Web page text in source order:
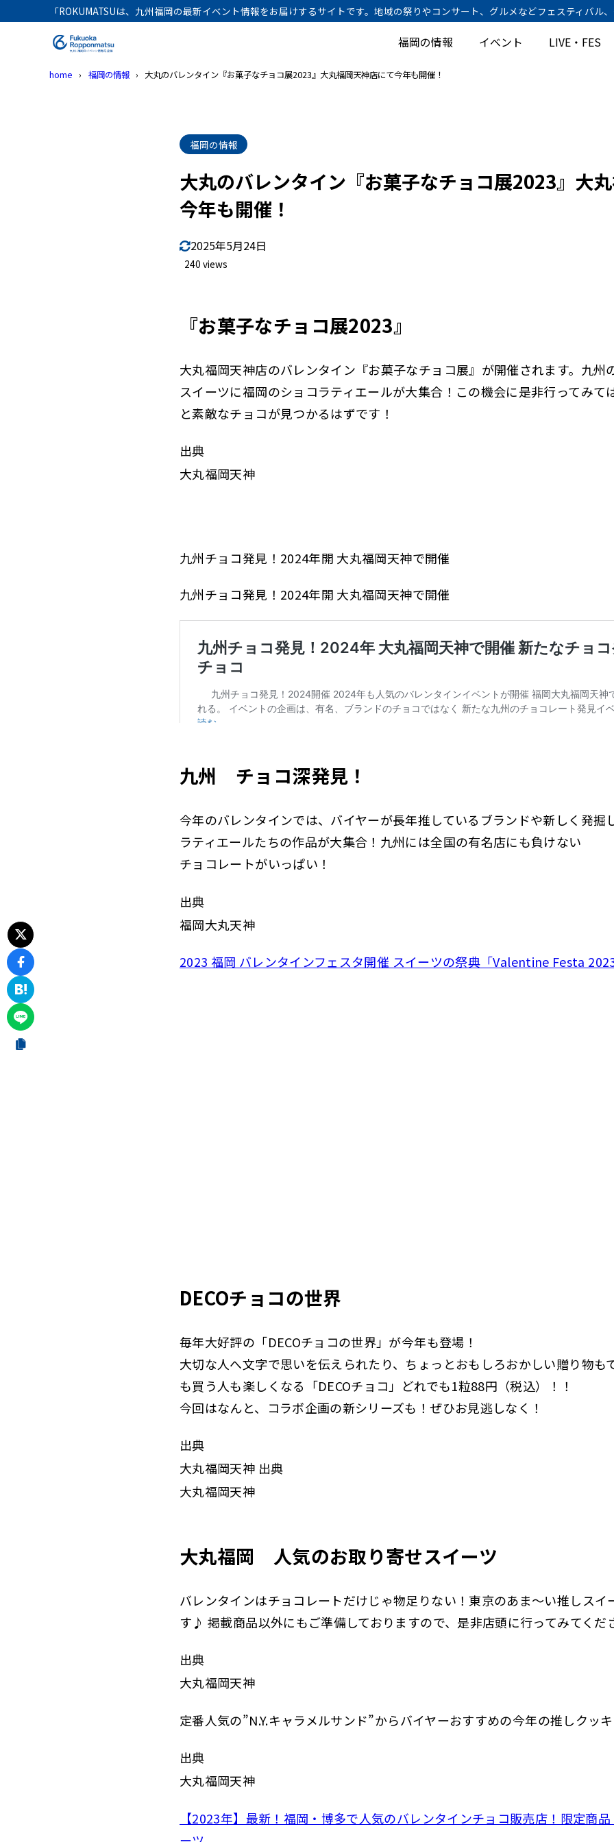
「ROKUMATSUは、九州福岡の最新イベント情報をお届けするサイトです。地域の祭りやコンサート、グルメなどフェスティバル
福岡の情報 イベント LIVE・FES
home 福岡の情報 大丸のバレンタイン『お菓子なチョコ展2023』大丸福岡天神店にて今年も開催！
福岡の情報
大丸のバレンタイン『お菓子なチョコ展2023』大
今年も開催！
2025年5月24日
240 views
『お菓子なチョコ展2023』
大丸福岡天神店のバレンタイン『お菓子なチョコ展』が開催されます。九州
スイーツに福岡のショコラティエールが大集合！この機会に是非行ってみて
と素敵なチョコが見つかるはずです！
出典
大丸福岡天神
九州チョコ発見！2024年開 大丸福岡天神で開催
九州チョコ発見！2024年開 大丸福岡天神で開催
九州 チョコ深発見！
今年のバレンタインでは、バイヤーが長年推しているブランドや新しく発掘
ラティエールたちの作品が大集合！九州には全国の有名店にも負けない
チョコレートがいっぱい！
出典
福岡大丸天神
2023 福岡 バレンタインフェスタ開催 スイーツの祭典「Valentine Festa
DECOチョコの世界
毎年大好評の「DECOチョコの世界」が今年も登場！
大切な人へ文字で思いを伝えられたり、ちょっとおもしろおかしい贈り物も
も買う人も楽しくなる「DECOチョコ」どれでも1粒88円（税込）！！
今回はなんと、コラボ企画の新シリーズも！ぜひお見逃しなく！
出典
大丸福岡天神 出典
大丸福岡天神
大丸福岡 人気のお取り寄せスイーツ
バレンタインはチョコレートだけじゃ物足りない！東京のあま～い推しスイ
す♪ 掲載商品以外にもご準備しておりますので、是非店頭に行ってみてくだ
出典
大丸福岡天神
定番人気の”N.Y.キャラメルサンド”からバイヤーおすすめの今年の推しクッ
出典
大丸福岡天神
【2023年】最新！福岡・博多で人気のバレンタインチョコ販売店！限定商